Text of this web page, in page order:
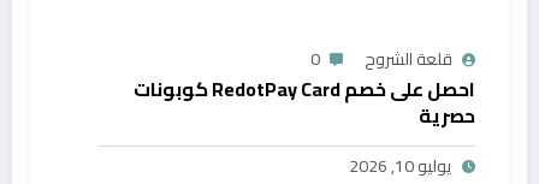
قلعة الشروح 0
احصل على خصم RedotPay Card كوبونات
حصرية
يوليو 10, 2026